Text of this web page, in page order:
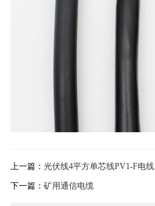
上一篇： 光伏线4平方单芯线PV1-F电线
下一篇： 矿用通信电缆